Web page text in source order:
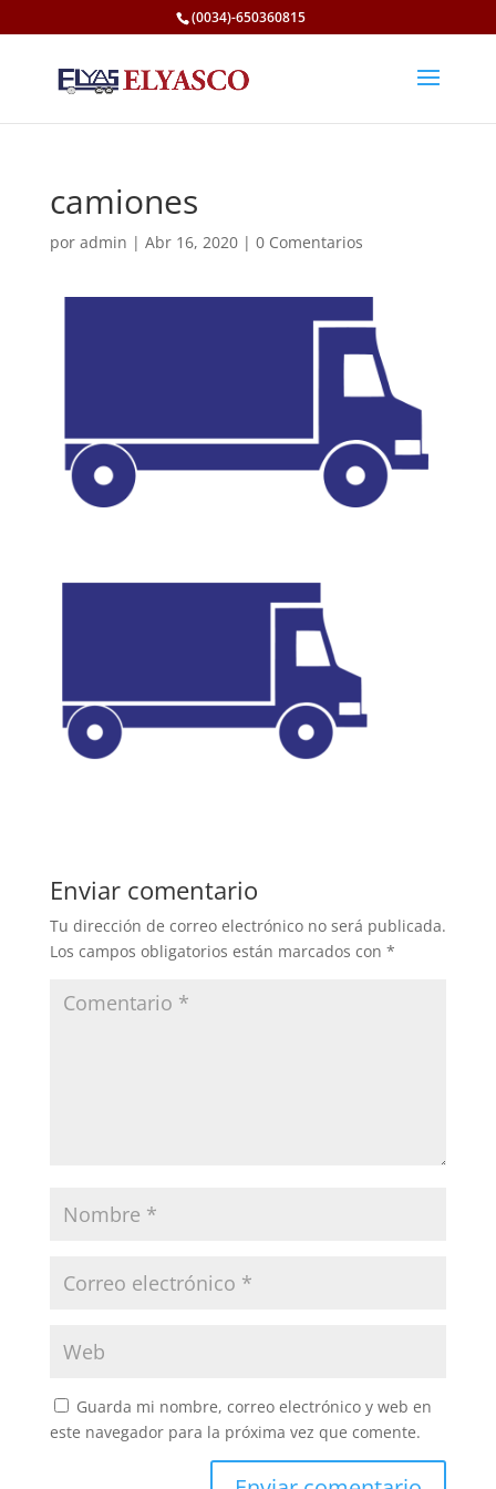
(0034)-650360815
camiones
por admin | Abr 16, 2020| 0 Comentarios
Enviar comentario
Tu dirección de correo electrónico no será publicada.
Los campos obligatorios están marcados con *
Guarda mi nombre, correo electrónico y web en
este navegador para la próxima vez que comente.